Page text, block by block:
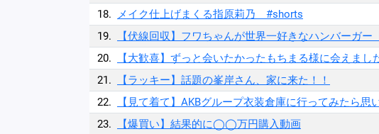
18.
メイク仕上げまくる指原莉乃 #shorts
19.
【伏線回収】フワちゃんが世界一好きなハンバーガ
20.
【大歓喜】ずっと会いたかったもちまる様に会えまし
21.
【ラッキー】話題の峯岸さん、家に来た！！
22.
【見て着て】AKBグループ衣装倉庫に行ってみたら思
23.
【爆買い】結果的に◯◯万円購入動画